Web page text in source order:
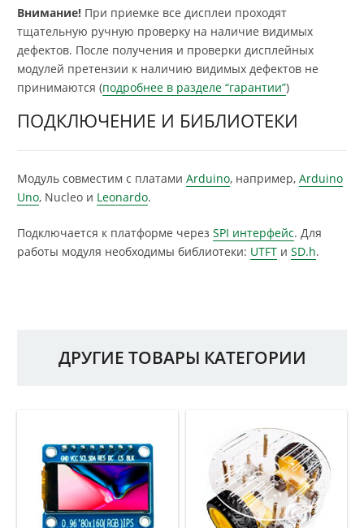
Внимание! При приемке все дисплеи проходят
тщательную ручную проверку на наличие видимых
дефектов. После получения и проверки дисплейных
модулей претензии к наличию видимых дефектов не
принимаются (подробнее в разделе “гарантии”)
ПОДКЛЮЧЕНИЕ И БИБЛИОТЕКИ
Модуль совместим с платами Arduino, например, Arduino
Uno, Nucleo и Leonardo.
Подключается к платформе через SPI интерфейс. Для
работы модуля необходимы библиотеки: UTFT и SD.h.
ДРУГИЕ ТОВАРЫ КАТЕГОРИИ